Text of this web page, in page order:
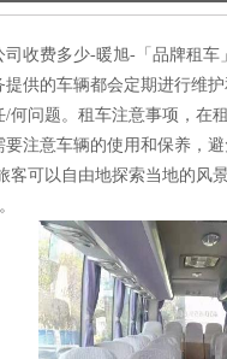
收费多少-暖旭-「品牌租车」
供的车辆都会定期进行维
何问题。租车注意事项，在
注意车辆的使用和保养，
客可以自由地探索当地的风